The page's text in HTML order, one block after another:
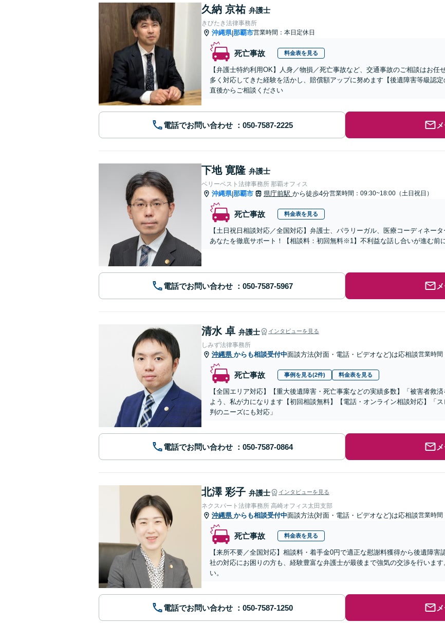
久納 京祐 弁護士
きびたき法律事務所
沖縄県|那覇市営業時間：本日定休日
死亡事故 料金表を見る
【弁護士特約利用OK】人身／物損／死亡事故など、交通事故のご相談はお
多く対応してきた経験を活かし、賠償額アップに努めます【後遺障害等級認
直後からご相談ください
電話でお問い合わせ
下地 寛隆 弁護士
ベリーベスト法律事務所 那覇オフィス
沖縄県|那覇市 県庁前駅 から徒歩4分営業時間：09:30~18:00（土日祝日）
死亡事故 料金表を見る
【土日祝日相談対応／全国対応】弁護士、パラリーガル、医療コーディネー
あなたを徹底サポート！【相談料：初回無料※1】不利益な話し合いが進む前
電話でお問い合わせ
清水 卓 弁護士 インタビューを見る
しみず法律事務所
沖縄県 からも相談受付中面談方法(対面・電話・ビデオなど)は応相談営業時間
死亡事故 事例を見る(2件) 料金表を見る
【全国エリア対応】【重大後遺障害・死亡事案などの実績多数】「被害者救
よう、私が力になります【初回相談無料】【電話・オンライン相談対応】「
判のニーズにも対応」
電話でお問い合わせ
北澤 彩子 弁護士 インタビューを見る
ネクスパート法律事務所 高崎オフィス太田支部
沖縄県 からも相談受付中面談方法(対面・電話・ビデオなど)は応相談営業時間
死亡事故 料金表を見る
【来所不要／全国対応】相談料・着手金0円で適正な慰謝料獲得から後遺障
社の対応にお困りの方も、経験豊富な弁護士が最後まで強気の交渉を行いま
い。
電話でお問い合わせ